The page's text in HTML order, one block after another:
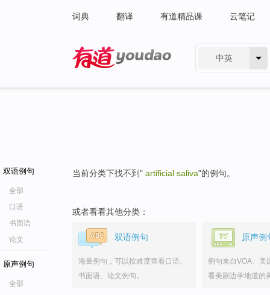
词典 翻译 有道精品课 云笔记
中英
双语例句
全部
口语
书面语
论文
原声例句
全部
当前分类下找不到" artificial saliva"的例句。
或者看看其他分类：
双语例句
海量例句，可以按难度查看口语、
书面语、论文例句。
原声例
例句来自VOA、美
看美剧边学地道的